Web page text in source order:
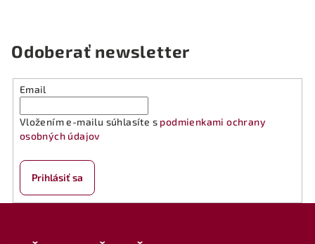
Odoberať newsletter
Email
Vložením e-mailu súhlasíte s podmienkami ochrany
osobných údajov
Prihlásiť sa